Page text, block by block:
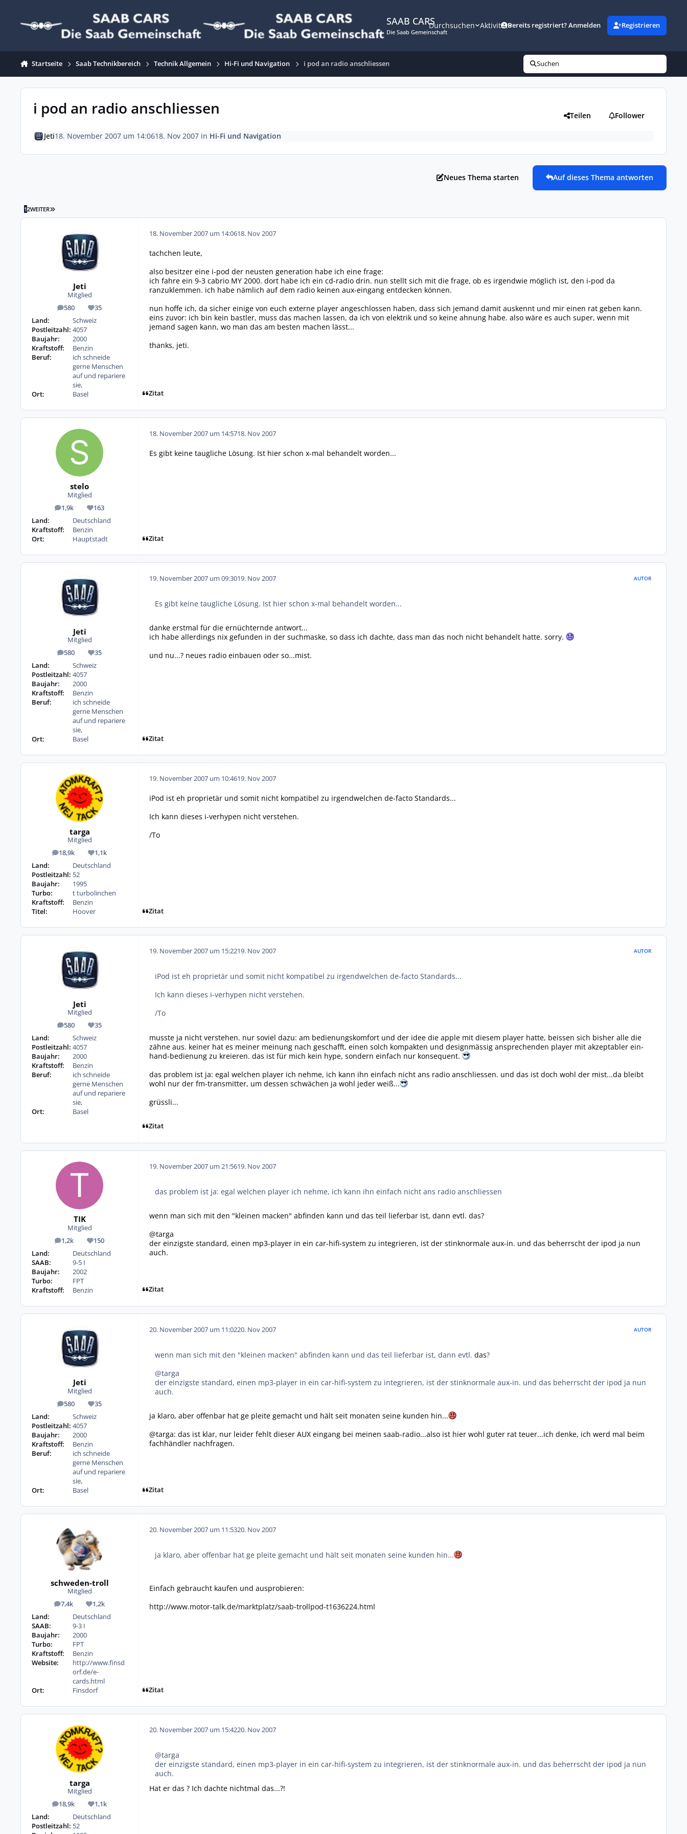
SAAB CARS
Die Saab Gemeinschaft
Durchsuchen AktivitätBereits registriert? Anmelden Registrieren
Startseite Saab Technikbereich Technik Allgemein Hi-Fi und Navigation i pod an radio anschliessen Suchen
i pod an radio anschliessen Teilen Follower
Jeti18. November 2007 um 14:0618. Nov 2007in Hi-Fi und Navigation
Neues Thema starten Auf dieses Thema antworten
12WEITER LETZTE SEITE
Jeti
Mitglied
580
Beiträge 35
Reputation
Land:
Schweiz
Postleitzahl: 4057
Baujahr:
2000
Kraftstoff:
Benzin
Beruf:
ich schneide
gerne Menschen
auf und repariere
sie,
Ort:
Basel
18. November 2007 um 14:0618. Nov 2007
tachchen leute,
also besitzer eine i-pod der neusten generation habe ich eine frage:
ich fahre ein 9-3 cabrio MY 2000. dort habe ich ein cd-radio drin. nun stellt sich mit die frage, ob es irgendwie möglich ist, den i-pod da
ranzuklemmen. ich habe nämlich auf dem radio keinen aux-eingang entdecken können.
nun hoffe ich, da sicher einige von euch externe player angeschlossen haben, dass sich jemand damit auskennt und mir einen rat geben kann.
eins zuvor: ich bin kein bastler, muss das machen lassen, da ich von elektrik und so keine ahnung habe. also wäre es auch super, wenn mit
jemand sagen kann, wo man das am besten machen lässt...
thanks, jeti.
Zitat
stelo
Mitglied
1,9k
Beiträge 163
Reputation
Land:
Deutschland
Kraftstoff:
Benzin
Ort:
Hauptstadt
18. November 2007 um 14:5718. Nov 2007
Es gibt keine taugliche Lösung. Ist hier schon x-mal behandelt worden...
Zitat
Jeti
Mitglied
580
Beiträge 35
Reputation
Land:
Schweiz
Postleitzahl: 4057
Baujahr:
2000
Kraftstoff:
Benzin
Beruf:
ich schneide
gerne Menschen
auf und repariere
sie,
Ort:
Basel
19. November 2007 um 09:3019. Nov 2007 AUTOR
Es gibt keine taugliche Lösung. Ist hier schon x-mal behandelt worden...
danke erstmal für die ernüchternde antwort...
ich habe allerdings nix gefunden in der suchmaske, so dass ich dachte, dass man das noch nicht behandelt hatte. sorry.
und nu...? neues radio einbauen oder so...mist.
Zitat
targa
Mitglied
18,9k
Beiträge 1,1k
Reputation
Land:
Deutschland
Postleitzahl: 52
Baujahr:
1995
Turbo:
t turbolinchen
Kraftstoff:
Benzin
Titel:
Hoover
19. November 2007 um 10:4619. Nov 2007
iPod ist eh proprietär und somit nicht kompatibel zu irgendwelchen de-facto Standards...
Ich kann dieses i-verhypen nicht verstehen.
/To
Zitat
Jeti
Mitglied
580
Beiträge 35
Reputation
Land:
Schweiz
Postleitzahl: 4057
Baujahr:
2000
Kraftstoff:
Benzin
Beruf:
ich schneide
gerne Menschen
auf und repariere
sie,
Ort:
Basel
19. November 2007 um 15:2219. Nov 2007 AUTOR
iPod ist eh proprietär und somit nicht kompatibel zu irgendwelchen de-facto Standards...
Ich kann dieses i-verhypen nicht verstehen.
/To
musste ja nicht verstehen. nur soviel dazu: am bedienungskomfort und der idee die apple mit diesem player hatte, beissen sich bisher alle die
zähne aus. keiner hat es meiner meinung nach geschafft, einen solch kompakten und designmässig ansprechenden player mit akzeptabler ein-
hand-bedienung zu kreieren. das ist für mich kein hype, sondern einfach nur konsequent.
das problem ist ja: egal welchen player ich nehme, ich kann ihn einfach nicht ans radio anschliessen. und das ist doch wohl der mist...da bleibt
wohl nur der fm-transmitter, um dessen schwächen ja wohl jeder weiß...
grüssli...
Zitat
TIK
Mitglied
1,2k
Beiträge 150
Reputation
Land:
Deutschland
SAAB:
9-5 I
Baujahr:
2002
Turbo:
FPT
Kraftstoff:
Benzin
19. November 2007 um 21:5619. Nov 2007
das problem ist ja: egal welchen player ich nehme, ich kann ihn einfach nicht ans radio anschliessen
wenn man sich mit den "kleinen macken" abfinden kann und das teil lieferbar ist, dann evtl. das?
@targa
der einzigste standard, einen mp3-player in ein car-hifi-system zu integrieren, ist der stinknormale aux-in. und das beherrscht der ipod ja nun
auch.
Zitat
Jeti
Mitglied
580
Beiträge 35
Reputation
Land:
Schweiz
Postleitzahl: 4057
Baujahr:
2000
Kraftstoff:
Benzin
Beruf:
ich schneide
gerne Menschen
auf und repariere
sie,
Ort:
Basel
20. November 2007 um 11:0220. Nov 2007 AUTOR
wenn man sich mit den "kleinen macken" abfinden kann und das teil lieferbar ist, dann evtl.das?
@targa
der einzigste standard, einen mp3-player in ein car-hifi-system zu integrieren, ist der stinknormale aux-in. und das beherrscht der ipod ja nun
auch.
ja klaro, aber offenbar hat ge pleite gemacht und hält seit monaten seine kunden hin...
@targa: das ist klar, nur leider fehlt dieser AUX eingang bei meinen saab-radio...also ist hier wohl guter rat teuer...ich denke, ich werd mal beim
fachhändler nachfragen.
Zitat
schweden-troll
Mitglied
7,4k
Beiträge 1,2k
Reputation
Land:
Deutschland
SAAB:
9-3 I
Baujahr:
2000
Turbo:
FPT
Kraftstoff:
Benzin
Website:
http://www.finsd
orf.de/e-
cards.html
Ort:
Finsdorf
20. November 2007 um 11:5320. Nov 2007
ja klaro, aber offenbar hat ge pleite gemacht und hält seit monaten seine kunden hin...
Einfach gebraucht kaufen und ausprobieren:
http://www.motor-talk.de/marktplatz/saab-trollpod-t1636224.html
Zitat
targa
Mitglied
18,9k
Beiträge 1,1k
Reputation
Land:
Deutschland
Postleitzahl: 52
20. November 2007 um 15:4220. Nov 2007
@targa
der einzigste standard, einen mp3-player in ein car-hifi-system zu integrieren, ist der stinknormale aux-in. und das beherrscht der ipod ja nun
auch.
Hat er das ? Ich dachte nichtmal das...?!